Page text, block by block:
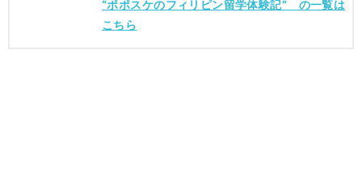
“ポポスケのフィリピン留学体験記” の一覧は
こちら